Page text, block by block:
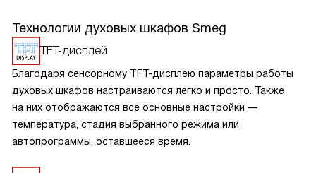
Технологии духовых шкафов Smeg
TFT-дисплей
Благодаря сенсорному TFT-дисплею параметры работы
духовых шкафов настраиваются легко и просто. Также
на них отображаются все основные настройки —
температура, стадия выбранного режима или
автопрограммы, оставшееся время.